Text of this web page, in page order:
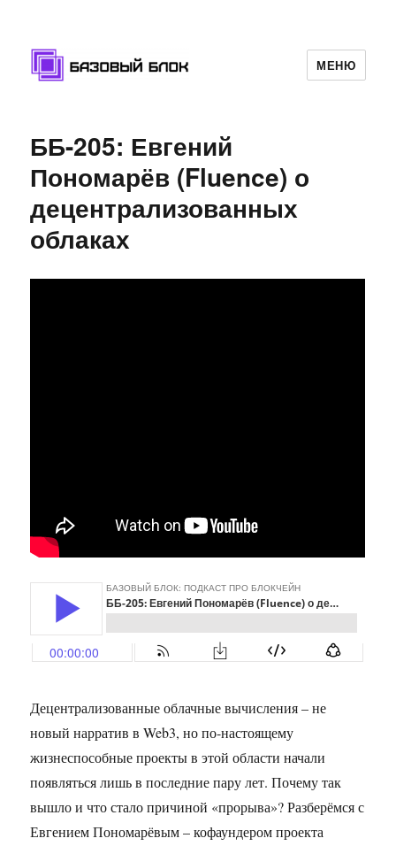
МЕНЮ
ББ-205: Евгений
Пономарёв (Fluence) о
децентрализованных
облаках
Децентрализованные облачные вычисления – не
новый нарратив в Web3, но по-настоящему
жизнеспособные проекты в этой области начали
появляться лишь в последние пару лет. Почему так
вышло и что стало причиной «прорыва»? Разберёмся с
Евгением Пономарёвым – кофаундером проекта